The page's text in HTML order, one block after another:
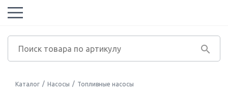
Каталог Насосы Топливные насосы